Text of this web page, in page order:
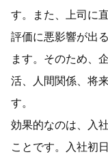
す。また、上司に
評価に悪影響が出
ます。そのため、
活、人間関係、将
す。
効果的なのは、入
ことです。入社初